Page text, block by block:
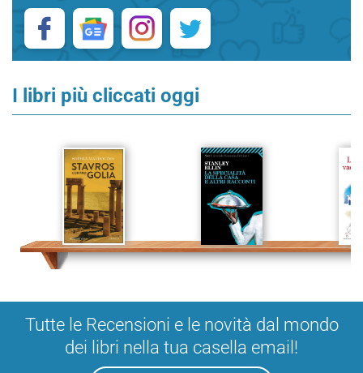
I libri più cliccati oggi
Tutte le Recensioni e le novità dal mondo
dei libri nella tua casella email!